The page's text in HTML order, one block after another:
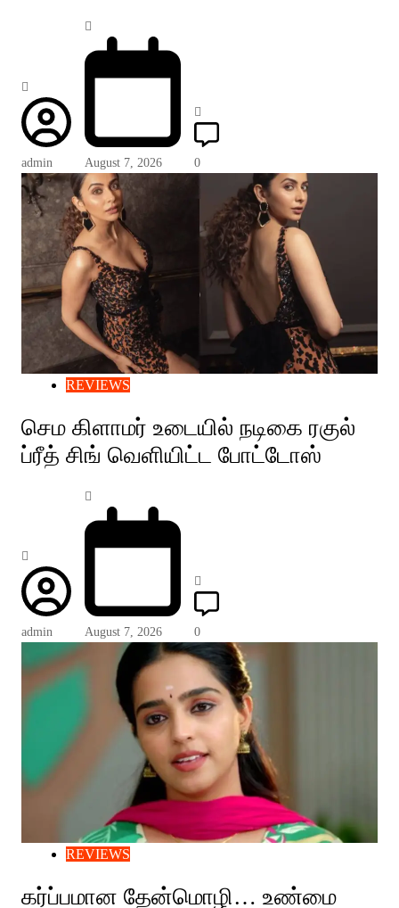
admin August 7, 2026 0
REVIEWS
செம கிளாமர் உடையில் நடிகை ரகுல்
ப்ரீத் சிங் வெளியிட்ட போட்டோஸ்
admin August 7, 2026 0
REVIEWS
கர்ப்பமான தேன்மொழி… உண்மை